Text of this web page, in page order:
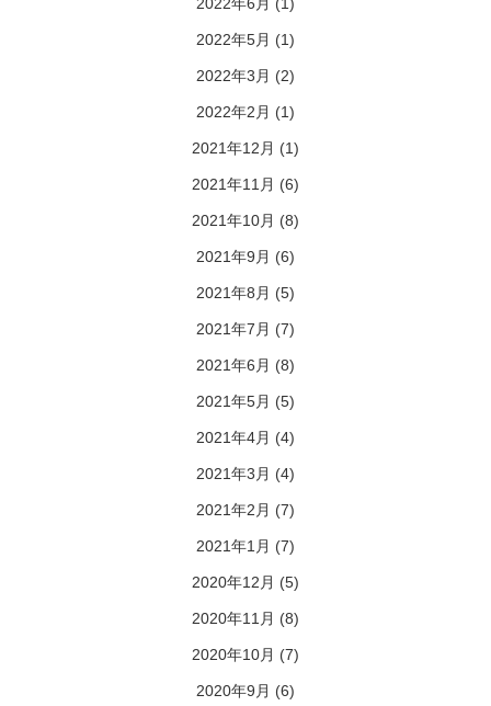
2022年6月 (1)
2022年5月 (1)
2022年3月 (2)
2022年2月 (1)
2021年12月 (1)
2021年11月 (6)
2021年10月 (8)
2021年9月 (6)
2021年8月 (5)
2021年7月 (7)
2021年6月 (8)
2021年5月 (5)
2021年4月 (4)
2021年3月 (4)
2021年2月 (7)
2021年1月 (7)
2020年12月 (5)
2020年11月 (8)
2020年10月 (7)
2020年9月 (6)